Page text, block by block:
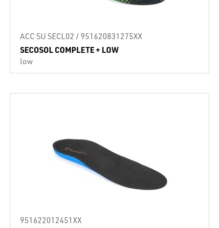
ACC SU SECL02 / 951620831275XX
SECOSOL COMPLETE + LOW
low
951622012451XX